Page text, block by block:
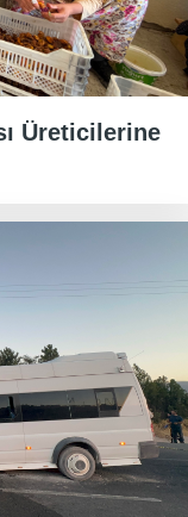
Üreticilerine